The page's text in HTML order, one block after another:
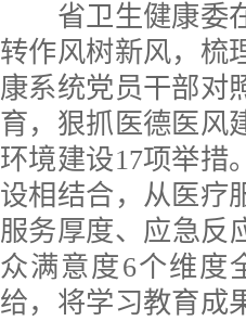
省卫生健康委在
转作风树新风，梳
康系统党员干部对
育，狠抓医德医风
环境建设17项举措
设相结合，从医疗
服务厚度、应急反
众满意度6个维度
给，将学习教育成